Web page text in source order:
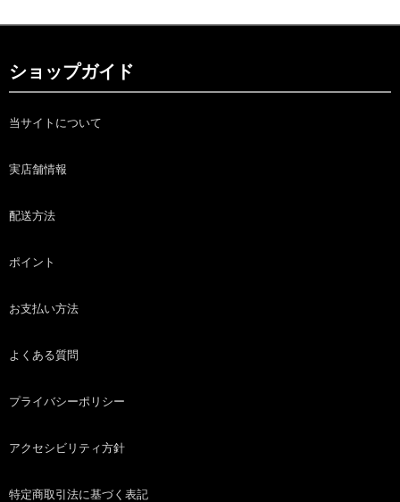
ショップガイド
当サイトについて
実店舗情報
配送方法
ポイント
お支払い方法
よくある質問
プライバシーポリシー
アクセシビリティ方針
特定商取引法に基づく表記